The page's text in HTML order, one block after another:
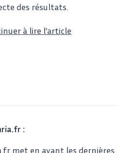
des résultats.
à lire l’article
:
met en avant les dernières